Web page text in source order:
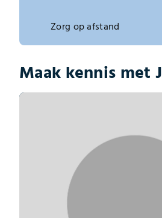
Zorg op afstand
Maak kennis met